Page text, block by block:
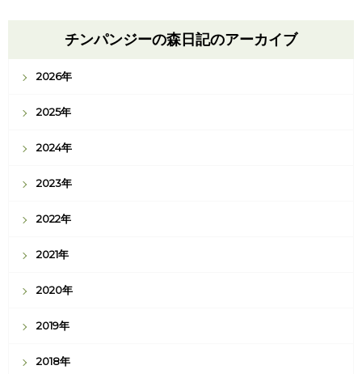
チンパンジーの森日記のアーカイブ
2026年
2025年
2024年
2023年
2022年
2021年
2020年
2019年
2018年